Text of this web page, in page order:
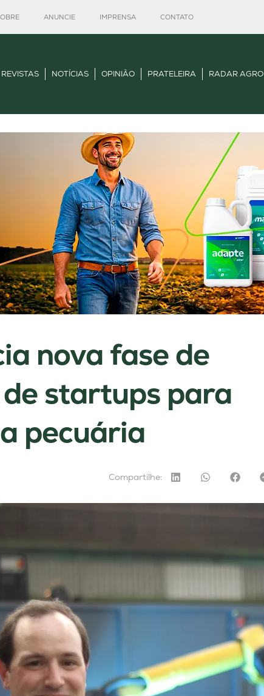
ANUNCIE IMPRENSA CONTATO
REVISTAS NOTÍCIAS OPINIÃO PRATELEIRA RADAR AGRO
nova fase de
startups para
pecuária
Compartilhe: